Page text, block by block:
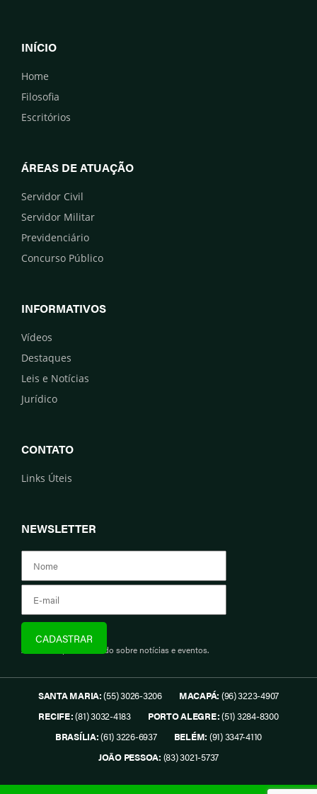
INÍCIO
Home
Filosofia
Escritórios
ÁREAS DE ATUAÇÃO
Servidor Civil
Servidor Militar
Previdenciário
Concurso Público
INFORMATIVOS
Vídeos
Destaques
Leis e Notícias
Jurídico
CONTATO
Links Úteis
NEWSLETTER
Assine e fique informado sobre notícias e eventos.
SANTA MARIA:(55) 3026-3206 MACAPÁ: (96) 3223-4907
RECIFE:(81) 3032-4183 PORTO ALEGRE:(51) 3284-8300
BRASÍLIA:(61) 3226-6937 BELÉM: (91) 3347-4110
JOÃO PESSOA: (83) 3021-5737